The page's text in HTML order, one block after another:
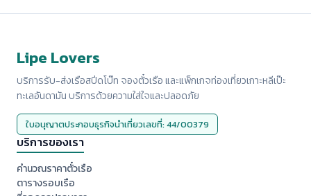
Lipe Lovers
บริการรับ-ส่งเรือสปีดโบ๊ท จองตั๋วเรือ และแพ็กเกจท่องเที่ยวเกาะหลีเป๊ะ
ทะเลอันดามัน บริการด้วยความใส่ใจและปลอดภัย
ใบอนุญาตประกอบธุรกิจนำเที่ยวเลขที่: 44/00379
บริการของเรา
คำนวณราคาตั๋วเรือ
ตารางรอบเรือ